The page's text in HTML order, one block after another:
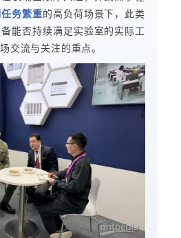
务繁重的高负荷场景下，此类
能否持续满足实验室的实际工
交流与关注的重点。